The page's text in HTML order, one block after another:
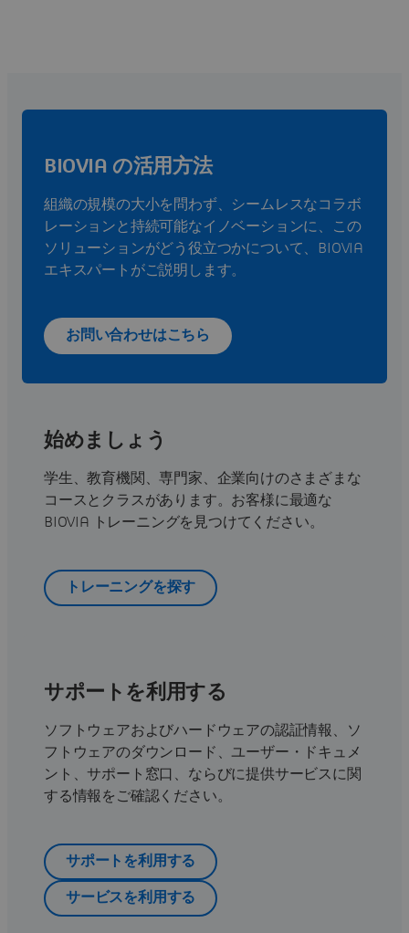
BIOVIA の活用方法
組織の規模の大小を問わず、シームレスなコラボ
レーションと持続可能なイノベーションに、この
ソリューションがどう役立つかについて、BIOVIA
エキスパートがご説明します。
お問い合わせはこちら
始めましょう
学生、教育機関、専門家、企業向けのさまざまな
コースとクラスがあります。お客様に最適な
BIOVIA トレーニングを見つけてください。
トレーニングを探す
サポートを利用する
ソフトウェアおよびハードウェアの認証情報、ソ
フトウェアのダウンロード、ユーザー・ドキュメ
ント、サポート窓口、ならびに提供サービスに関
する情報をご確認ください。
サポートを利用する
サービスを利用する